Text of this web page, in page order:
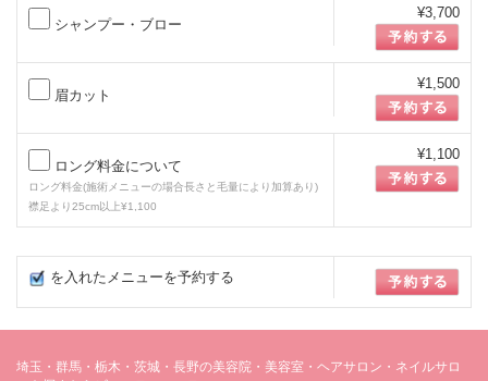
シャンプー・ブロー
¥3,700
眉カット
¥1,500
ロング料金について
ロング料金(施術メニューの場合長さと毛量により加算あり)
襟足より25cm以上¥1,100
¥1,100
を入れたメニューを予約する
埼玉・群馬・栃木・茨城・長野の美容院・美容室・ヘアサロン・ネイルサロ